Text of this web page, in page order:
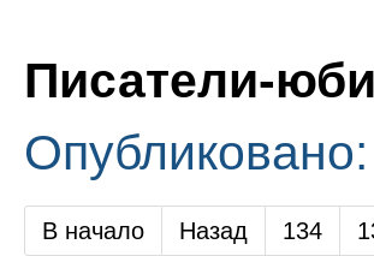
Писатели-
В начало Назад 134